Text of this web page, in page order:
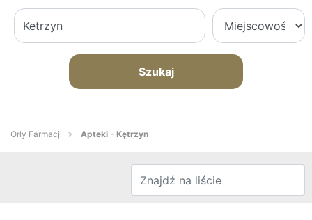
Szukaj
Orły Farmacji Apteki - Kętrzyn